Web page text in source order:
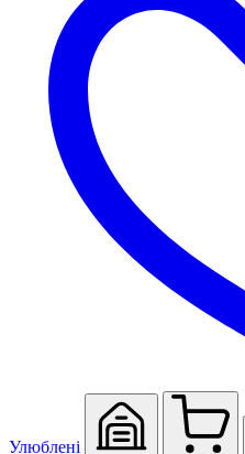
Улюблені